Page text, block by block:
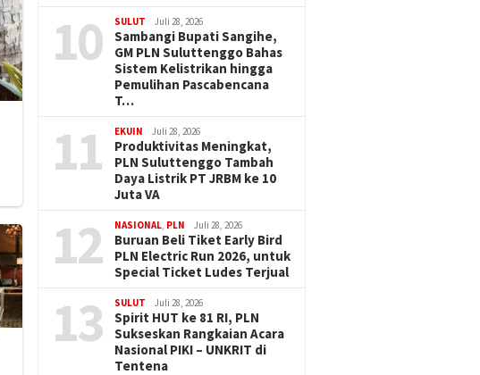
10 SULUT Juli 28, 2026
Sambangi Bupati Sangihe,
GM PLN Suluttenggo Bahas
Sistem Kelistrikan hingga
Pemulihan Pascabencana
T…
11 EKUIN Juli 28, 2026
Produktivitas Meningkat,
PLN Suluttenggo Tambah
Daya Listrik PT JRBM ke 10
Juta VA
12 NASIONAL, PLN Juli 28, 2026
Buruan Beli Tiket Early Bird
PLN Electric Run 2026, untuk
Special Ticket Ludes Terjual
13 SULUT Juli 28, 2026
Spirit HUT ke 81 RI, PLN
Sukseskan Rangkaian Acara
Nasional PIKI – UNKRIT di
Tentena